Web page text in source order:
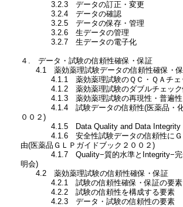
3.2.3 データの訂正・変更
3.2.4 データの確認
3.2.5 データの保存・管理
3.2.6 生データの管理
3.2.7 生データの電子化
４. データ・試験の信頼性確保・保証
4.1 薬効薬理試験データの信頼性確保・
4.1.1 薬効薬理試験のＱＣ・ＱＡチェ
4.1.2 薬効薬理試験のダブルチェック
4.1.3 薬効薬理試験の再現性・普遍性
4.1.4 試験データの信頼性(医薬品・化
００２)
4.1.5 Data Quality and Data Integrity
4.1.6 安全性試験データの信頼性にＧＬ
由(医薬品ＧＬＰガイドブック２００２)
4.1.7 Quality−質的水準とIntegrity−完全
明会)
4.2 薬効薬理試験の信頼性確保・保証
4.2.1 試験の信頼性確保・保証の要素
4.2.2 試験の信頼性を構成する要素
4.2.3 データ・試験の信頼性の要素